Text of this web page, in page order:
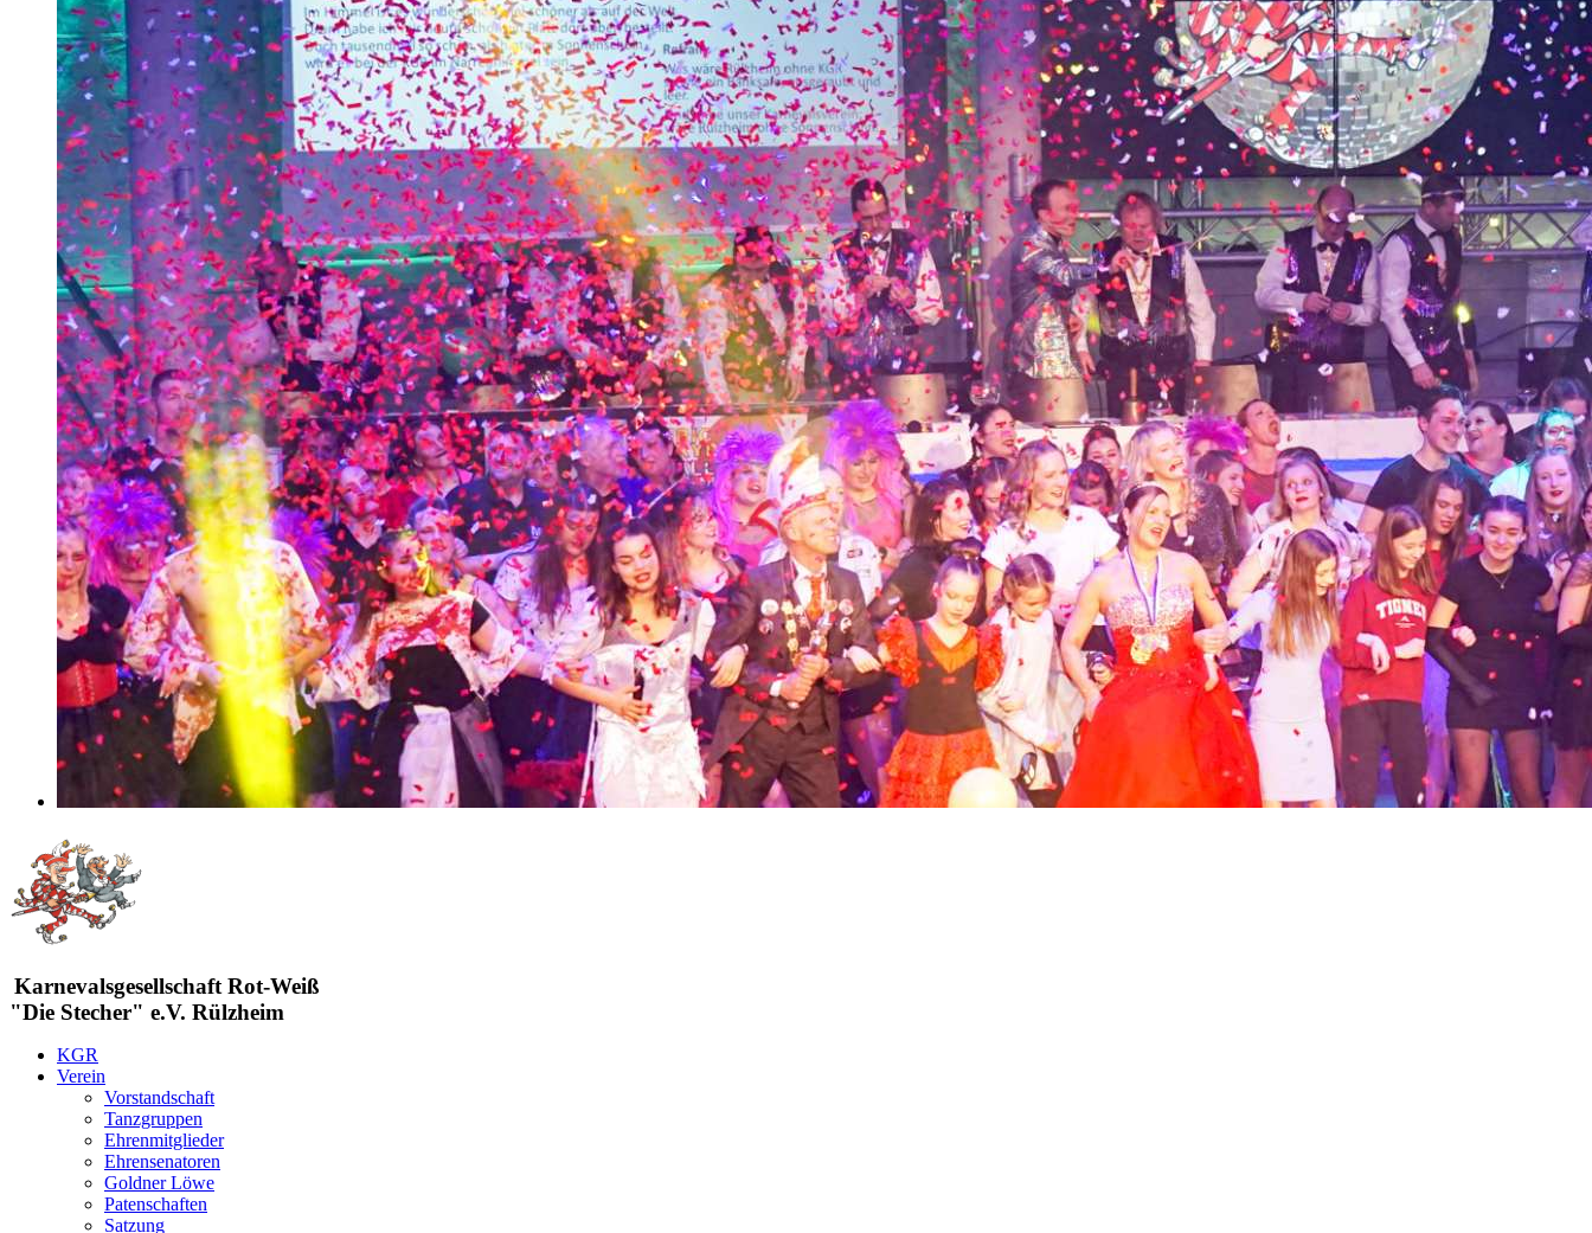
Karnevalsgesellschaft Rot-Weiß
"Die Stecher" e.V. Rülzheim
KGR
Verein
Vorstandschaft
Tanzgruppen
Ehrenmitglieder
Ehrensenatoren
Goldner Löwe
Patenschaften
Satzung